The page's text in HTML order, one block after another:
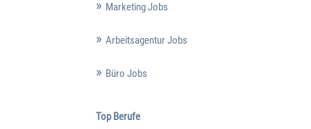
Marketing Jobs
Arbeitsagentur Jobs
Büro Jobs
Top Berufe